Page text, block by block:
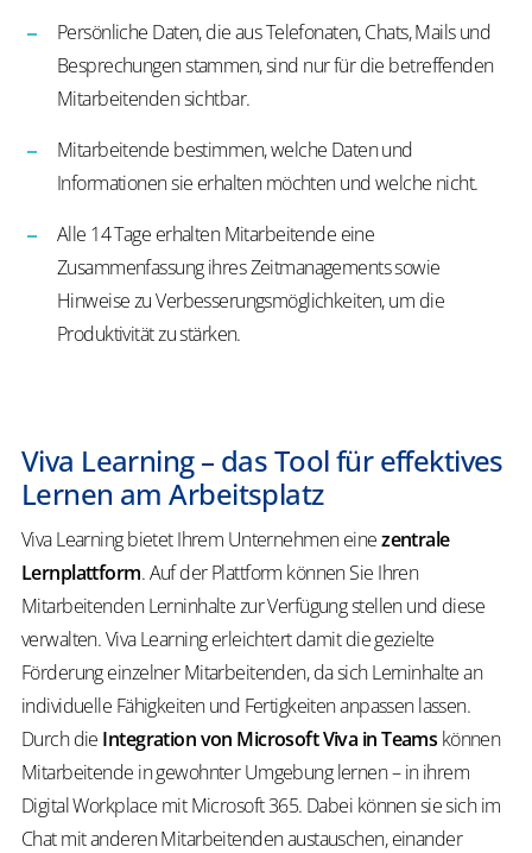
Persönliche Daten, die aus Telefonaten, Chats, Mails und
Besprechungen stammen, sind nur für die betreffenden
Mitarbeitenden sichtbar.
Mitarbeitende bestimmen, welche Daten und
Informationen sie erhalten möchten und welche nicht.
Alle 14 Tage erhalten Mitarbeitende eine
Zusammenfassung ihres Zeitmanagements sowie
Hinweise zu Verbesserungsmöglichkeiten, um die
Produktivität zu stärken.
Viva Learning – das Tool für effektives
Lernen am Arbeitsplatz
Viva Learning bietet Ihrem Unternehmen einezentrale
Lernplattform. Auf der Plattform können Sie Ihren
Mitarbeitenden Lerninhalte zur Verfügung stellen und diese
verwalten. Viva Learning erleichtert damit die gezielte
Förderung einzelner Mitarbeitenden, da sich Lerninhalte an
individuelle Fähigkeiten und Fertigkeiten anpassen lassen.
Durch die Integration von Microsoft Viva in Teams können
Mitarbeitende in gewohnter Umgebung lernen – in ihrem
Digital Workplace mit Microsoft 365. Dabei können sie sich im
Chat mit anderen Mitarbeitenden austauschen, einander